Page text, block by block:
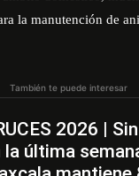
la manutención de
También te puede interesar
2026 |
la última